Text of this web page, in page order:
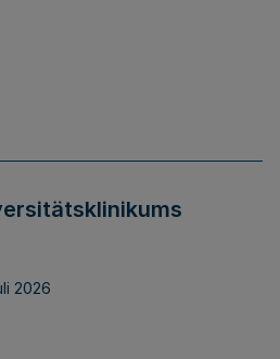
2026